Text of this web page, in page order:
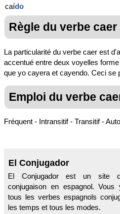
caído
Règle du verbe caer
La particularité du verbe caer est
accentué entre deux voyelles
que yo cayera et cayendo. Ceci se
Emploi du verbe
Fréquent - Intransitif - Transitif -
El Conjugador
El Conjugador est un site
conjugaison en espagnol. Vous
tous les verbes espagnols
les temps et tous les modes.